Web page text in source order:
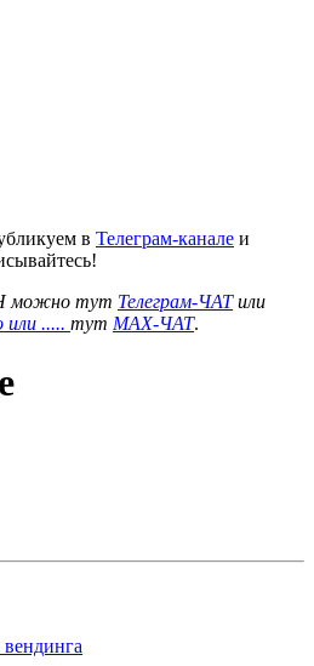
в Телеграм-канале и
можно тут Телеграм-ЧАТили
или ..... тут MAX-ЧАТ.